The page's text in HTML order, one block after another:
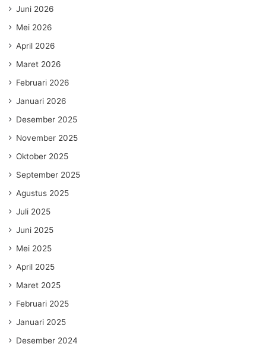
Juni 2026
Mei 2026
April 2026
Maret 2026
Februari 2026
Januari 2026
Desember 2025
November 2025
Oktober 2025
September 2025
Agustus 2025
Juli 2025
Juni 2025
Mei 2025
April 2025
Maret 2025
Februari 2025
Januari 2025
Desember 2024